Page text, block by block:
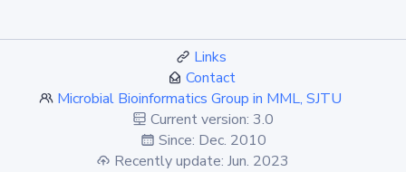
Links
Contact
Microbial Bioinformatics Group in MML, SJTU
Current version: 3.0
Since: Dec. 2010
Recently update: Jun. 2023